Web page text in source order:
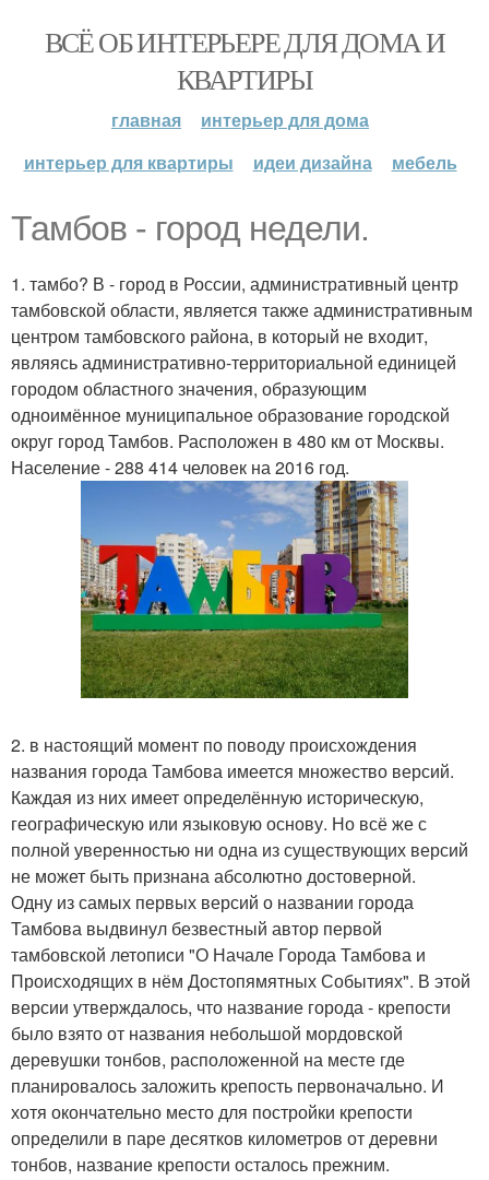
ВСЁ ОБ ИНТЕРЬЕРЕ ДЛЯ ДОМА И
КВАРТИРЫ
главная
интерьер для дома
интерьер для квартиры
идеи дизайна мебель
Тамбов - город недели.
1. тамбо? В - город в России, административный центр
тамбовской области, является также административным
центром тамбовского района, в который не входит,
являясь административно-территориальной единицей
городом областного значения, образующим
одноимённое муниципальное образование городской
округ город Тамбов. Расположен в 480 км от Москвы.
Население - 288 414 человек на 2016 год.
2. в настоящий момент по поводу происхождения
названия города Тамбова имеется множество версий.
Каждая из них имеет определённую историческую,
географическую или языковую основу. Но всё же с
полной уверенностью ни одна из существующих версий
не может быть признана абсолютно достоверной.
Одну из самых первых версий о названии города
Тамбова выдвинул безвестный автор первой
тамбовской летописи "О Начале Города Тамбова и
Происходящих в нём Достопямятных Событиях". В этой
версии утверждалось, что название города - крепости
было взято от названия небольшой мордовской
деревушки тонбов, расположенной на месте где
планировалось заложить крепость первоначально. И
хотя окончательно место для постройки крепости
определили в паре десятков километров от деревни
тонбов, название крепости осталось прежним.